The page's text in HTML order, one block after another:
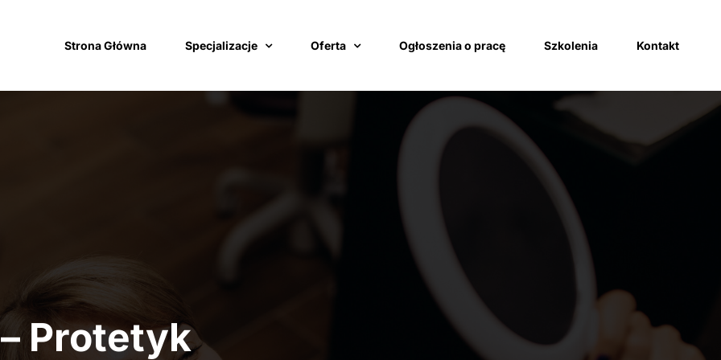
Strona Główna Specjalizacje Oferta Ogłoszenia o pracę Szkolenia Kontakt
Protetyk